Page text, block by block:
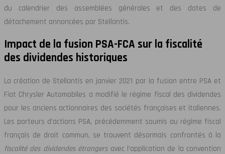
du calendrier des assemblées générales et des dates de
détachement annoncées par Stellantis.
Impact de la fusion PSA-FCA sur la fiscalité
des dividendes historiques
La création de Stellantis en janvier 2021 par la fusion entre PSA et
Fiat Chrysler Automobiles a modifié le régime fiscal des dividendes
pour les anciens actionnaires des sociétés françaises et italiennes.
Les porteurs d’actions PSA, précédemment soumis au régime fiscal
français de droit commun, se trouvent désormais confrontés à la
fiscalité des dividendes étrangers avec l’application de la convention